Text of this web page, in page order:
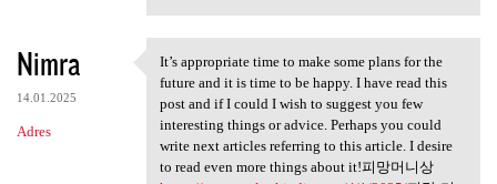
Nimra
14.01.2025
Adres
It’s appropriate time to make
It’s appropriate time to make some plans for the
future and it is time to be happy. I have read this
post and if I could I wish to suggest you few
interesting things or advice. Perhaps you could
write next articles referring to this article. I desire
to read even more things about it!피망머니상